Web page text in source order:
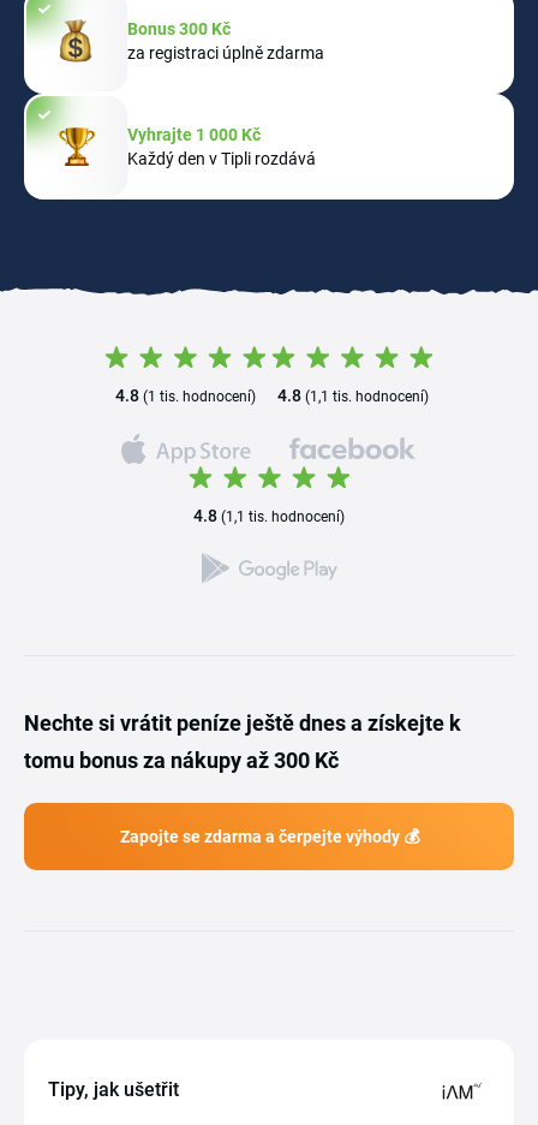
Bonus 300 Kč
za registraci úplně zdarma
Vyhrajte 1 000 Kč
Každý den v Tipli rozdává
4.8 (1 tis. hodnocení) 4.8(1,1 tis. hodnocení)
4.8 (1,1 tis. hodnocení)
Nechte si vrátit peníze ještě dnes a získejte k
tomu bonus za nákupy až 300 Kč
Zapojte se zdarma a čerpejte výhody 💰
Tipy, jak ušetřit